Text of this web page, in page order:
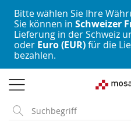
Bitte wählen Sie Ihre
Sie können in Schweizer
Lieferung in der Schweiz
oder Euro (EUR)für die
bezahlen.
zum
Inhalt